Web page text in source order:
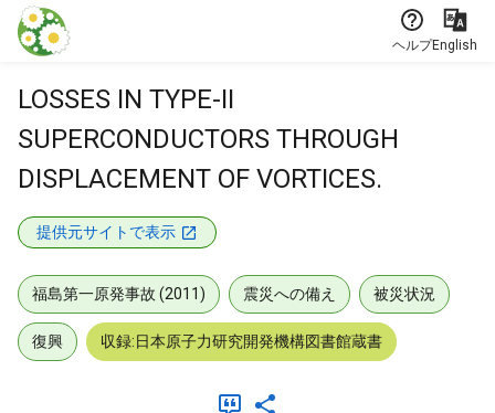
本文に飛ぶ
ヘルプEnglish
LOSSES IN TYPE-II
SUPERCONDUCTORS THROUGH
DISPLACEMENT OF VORTICES.
提供元サイトで表示
福島第一原発事故 (2011) 震災への備え 被災状況
復興 収録:日本原子力研究開発機構図書館蔵書